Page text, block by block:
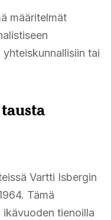
määritelmät
tai
Vartti Isbergin
Tämä
tienoilla